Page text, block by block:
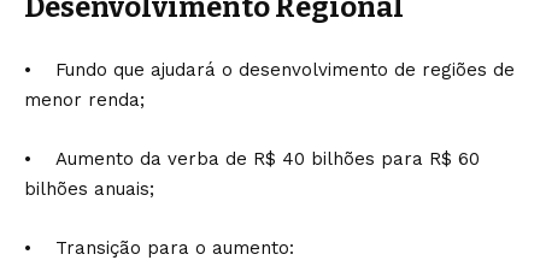
Desenvolvimento Regional
• Fundo que ajudará o desenvolvimento de regiões de
menor renda;
• Aumento da verba de R$ 40 bilhões para R$ 60
bilhões anuais;
• Transição para o aumento: